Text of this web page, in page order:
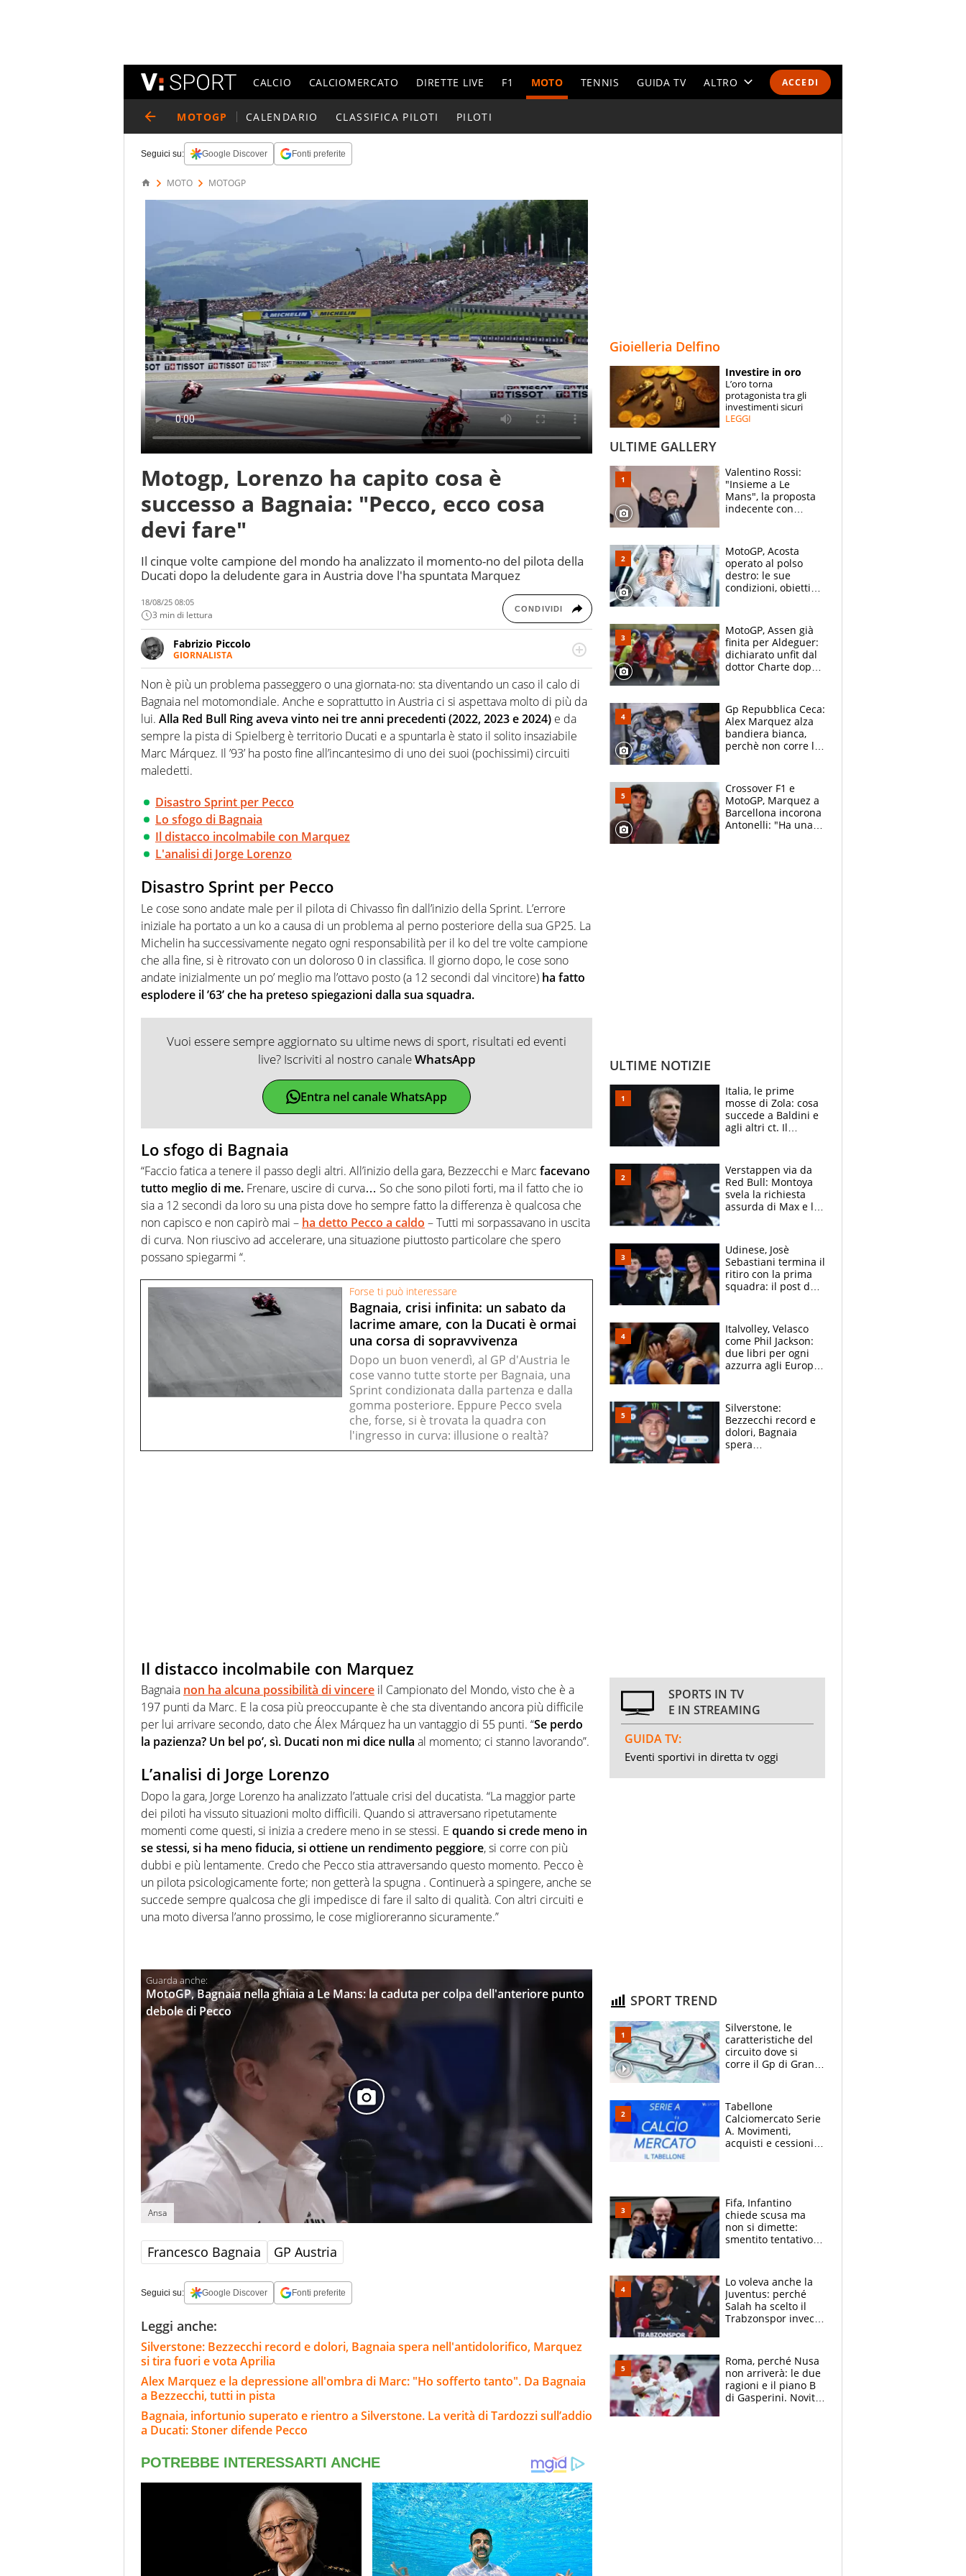
ACCEDI
CALCIO CALCIOMERCATO DIRETTE LIVE F1 MOTO TENNIS GUIDA TV ALTRO
ESPERTI
CONTATTI
MOTOGP CALENDARIO CLASSIFICA PILOTI PILOTI
Seguici su: Google Discover Fonti preferite
MOTO MOTOGP
Motogp, Lorenzo ha capito cosa è
successo a Bagnaia: "Pecco, ecco cosa
devi fare"
Il cinque volte campione del mondo ha analizzato il momento-no del pilota della
Ducati dopo la deludente gara in Austria dove l'ha spuntata Marquez
18/08/25 08:05
3 min di lettura CONDIVIDI
Fabrizio Piccolo
GIORNALISTA
Nella sua carriera ha seguito numerose manifestazioni sportive e collaborato con
agenzie e testate. Esperienza, competenza, conoscenza e memoria storica. Si occupa
prevalentemente di calcio
Non è più un problema passeggero o una giornata-no: sta diventando un caso il calo di
Bagnaia nel motomondiale. Anche e soprattutto in Austria ci si aspettava molto di più da
lui. Alla Red Bull Ring aveva vinto nei tre anni precedenti (2022, 2023 e 2024) e da
sempre la pista di Spielberg è territorio Ducati e a spuntarla è stato il solito insaziabile
Marc Márquez. Il ’93’ ha posto fine all’incantesimo di uno dei suoi (pochissimi) circuiti
maledetti.
Disastro Sprint per Pecco
Lo sfogo di Bagnaia
Il distacco incolmabile con Marquez
L'analisi di Jorge Lorenzo
Disastro Sprint per Pecco
Le cose sono andate male per il pilota di Chivasso fin dall’inizio della Sprint. L’errore
iniziale ha portato a un ko a causa di un problema al perno posteriore della sua GP25. La
Michelin ha successivamente negato ogni responsabilità per il ko del tre volte campione
che alla fine, si è ritrovato con un doloroso 0 in classifica. Il giorno dopo, le cose sono
andate inizialmente un po’ meglio ma l’ottavo posto (a 12 secondi dal vincitore) ha fatto
esplodere il ’63’ che ha preteso spiegazioni dalla sua squadra.
Vuoi essere sempre aggiornato su ultime news di sport, risultati ed eventi
live? Iscriviti al nostro canaleWhatsApp
Entra nel canale WhatsApp
Lo sfogo di Bagnaia
“Faccio fatica a tenere il passo degli altri. All’inizio della gara, Bezzecchi e Marc facevano
tutto meglio di me. Frenare, uscire di curva… So che sono piloti forti, ma il fatto che io
sia a 12 secondi da loro su una pista dove ho sempre fatto la differenza è qualcosa che
non capisco e non capirò mai – ha detto Pecco a caldo – Tutti mi sorpassavano in uscita
di curva. Non riuscivo ad accelerare, una situazione piuttosto particolare che spero
possano spiegarmi “.
Forse ti può interessare
Bagnaia, crisi infinita: un sabato da
lacrime amare, con la Ducati è ormai
una corsa di sopravvivenza
Dopo un buon venerdì, al GP d'Austria le
cose vanno tutte storte per Bagnaia, una
Sprint condizionata dalla partenza e dalla
gomma posteriore. Eppure Pecco svela
che, forse, si è trovata la quadra con
l'ingresso in curva: illusione o realtà?
Il distacco incolmabile con Marquez
Bagnaia non ha alcuna possibilità di vincere il Campionato del Mondo, visto che è a
197 punti da Marc. E la cosa più preoccupante è che sta diventando ancora più difficile
per lui arrivare secondo, dato che Álex Márquez ha un vantaggio di 55 punti. “Se perdo
la pazienza? Un bel po’, sì. Ducati non mi dice nulla al momento; ci stanno lavorando”.
L’analisi di Jorge Lorenzo
Dopo la gara, Jorge Lorenzo ha analizzato l’attuale crisi del ducatista. “La maggior parte
dei piloti ha vissuto situazioni molto difficili. Quando si attraversano ripetutamente
momenti come questi, si inizia a credere meno in se stessi. E quando si crede meno in
se stessi, si ha meno fiducia, si ottiene un rendimento peggiore, si corre con più
dubbi e più lentamente. Credo che Pecco stia attraversando questo momento. Pecco è
un pilota psicologicamente forte; non getterà la spugna . Continuerà a spingere, anche se
succede sempre qualcosa che gli impedisce di fare il salto di qualità. Con altri circuiti e
una moto diversa l’anno prossimo, le cose miglioreranno sicuramente.”
MotoGP, Bagnaia nella ghiaia a Le Mans: la caduta per colpa dell'anteriore punto
debole di Pecco
Ansa
Francesco Bagnaia GP Austria
Seguici su: Google Discover Fonti preferite
Leggi anche:
Silverstone: Bezzecchi record e dolori, Bagnaia spera nell'antidolorifico, Marquez
si tira fuori e vota Aprilia
Alex Marquez e la depressione all'ombra di Marc: "Ho sofferto tanto". Da Bagnaia
a Bezzecchi, tutti in pista
Bagnaia, infortunio superato e rientro a Silverstone. La verità di Tardozzi sull’addio
a Ducati: Stoner difende Pecco
Gioielleria Delfino
Investire in oro
L’oro torna
protagonista tra gli
investimenti sicuri
LEGGI
ULTIME GALLERY
Valentino Rossi:
"Insieme a Le
Mans", la proposta
indecente con
Goodwood
MotoGP, Acosta
operato al polso
destro: le sue
condizioni, obiettivo
MotoGP, Assen già
finita per Aldeguer:
dichiarato unfit dal
dottor Charte dopo
Gp Repubblica Ceca:
Alex Marquez alza
bandiera bianca,
perchè non corre la
Crossover F1 e
MotoGP, Marquez a
Barcellona incorona
Antonelli: "Ha una
ULTIME NOTIZIE
Italia, le prime
mosse di Zola: cosa
succede a Baldini e
agli altri ct. Il
azzurri
Verstappen via da
Red Bull: Montoya
svela la richiesta
assurda di Max e lo
McLaren siano
meglio?”
Udinese, Josè
Sebastiani termina il
ritiro con la prima
squadra: il post del
sfondo
Italvolley, Velasco
come Phil Jackson:
due libri per ogni
azzurra agli Europei.
Silverstone:
Bezzecchi record e
dolori, Bagnaia
spera
SPORTS IN TV
E IN STREAMING
GUIDA TV:
Eventi sportivi in diretta tv oggi
SPORT TREND
Silverstone, le
caratteristiche del
circuito dove si
corre il Gp di Gran
Tabellone
Calciomercato Serie
A. Movimenti,
acquisti e cessioni:
Fifa, Infantino
chiede scusa ma
non si dimette:
smentito tentativo di
Lo voleva anche la
Juventus: perché
Salah ha scelto il
Trabzonspor invece
Roma, perché Nusa
non arriverà: le due
ragioni e il piano B
di Gasperini. Novità